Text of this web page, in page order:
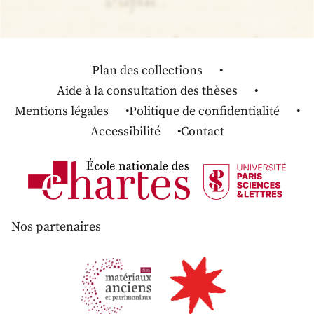
Plan des collections
Aide à la consultation des thèses
Mentions légales
Politique de confidentialité
Accessibilité
Contact
Nos partenaires